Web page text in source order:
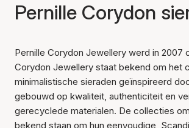
Pernille Corydon
Pernille Corydon Jewellery werd in 2007
Corydon Jewellery staat bekend om het
minimalistische sieraden geïnspireerd
gebouwd op kwaliteit, authenticiteit en
gerecyclede materialen. De collecties
bekend staan om hun eenvoudige,